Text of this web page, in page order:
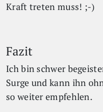
Kraft treten muss! ;-)
Fazit
Ich bin schwer
Surge und kann ihn
so weiter empfehlen.